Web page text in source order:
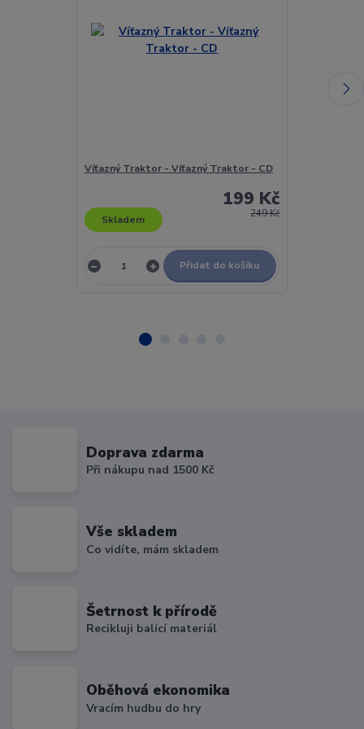
Víťazný Traktor - Víťazný Traktor - CD
249 Kč
199 Kč
Skladem
Přidat do košíku
Doprava zdarma
Při nákupu nad 1500 Kč
Vše skladem
Co vidíte, mám skladem
Šetrnost k přírodě
Recikluji balící materiál
Oběhová ekonomika
Vracím hudbu do hry